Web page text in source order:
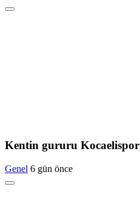
Kentin gururu
Genel 6 gün önce